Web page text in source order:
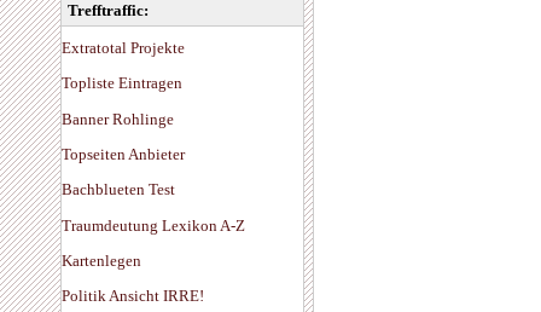
Trefftraffic:
Extratotal Projekte
Topliste Eintragen
Banner Rohlinge
Topseiten Anbieter
Bachblueten Test
Traumdeutung Lexikon A-Z
Kartenlegen
Politik Ansicht IRRE!